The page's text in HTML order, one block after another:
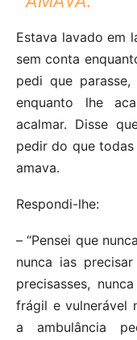
Estava lavado em
sem conta
pedi que
enquanto lhe
acalmar. Disse
pedir do que
amava.
Respondi-lhe:
– “Pensei que
nunca ias
precisasses,
frágil e vulnerável
a ambulância